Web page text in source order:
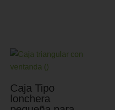
Caja Tipo
lonchera